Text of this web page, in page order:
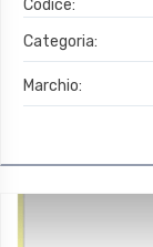
Codice:
Categoria:
Marchio: